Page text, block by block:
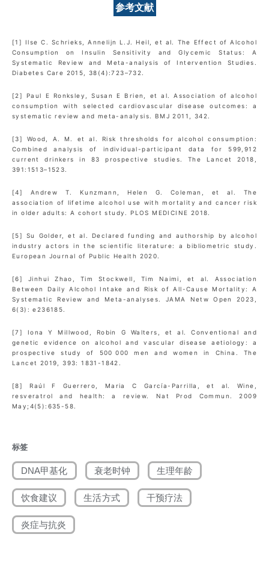
参考文献
[1] Ilse C. Schrieks, Annelijn L.J. Heil, et al. The Effect of Alcohol
Consumption on Insulin Sensitivity and Glycemic Status: A
Systematic Review and Meta-analysis of Intervention Studies.
Diabetes Care 2015, 38(4):723–732.
[2] Paul E Ronksley, Susan E Brien, et al. Association of alcohol
consumption with selected cardiovascular disease outcomes: a
systematic review and meta-analysis. BMJ 2011, 342.
[3] Wood, A. M. et al. Risk thresholds for alcohol consumption:
Combined analysis of individual-participant data for 599,912
current drinkers in 83 prospective studies. The Lancet 2018,
391:1513–1523.
[4] Andrew T. Kunzmann, Helen G. Coleman, et al. The
association of lifetime alcohol use with mortality and cancer risk
in older adults: A cohort study. PLOS MEDICINE 2018.
[5] Su Golder, et al. Declared funding and authorship by alcohol
industry actors in the scientific literature: a bibliometric study.
European Journal of Public Health 2020.
[6] Jinhui Zhao, Tim Stockwell, Tim Naimi, et al. Association
Between Daily Alcohol Intake and Risk of All-Cause Mortality: A
Systematic Review and Meta-analyses. JAMA Netw Open 2023,
6(3): e236185.
[7] Iona Y Millwood, Robin G Walters, et al. Conventional and
genetic evidence on alcohol and vascular disease aetiology: a
prospective study of 500 000 men and women in China. The
Lancet 2019, 393: 1831-1842.
[8] Raúl F Guerrero, Maria C García-Parrilla, et al. Wine,
resveratrol and health: a review. Nat Prod Commun. 2009
May;4(5):635-58.
标签
DNA甲基化 衰老时钟 生理年龄
饮食建议 生活方式 干预疗法
炎症与抗炎